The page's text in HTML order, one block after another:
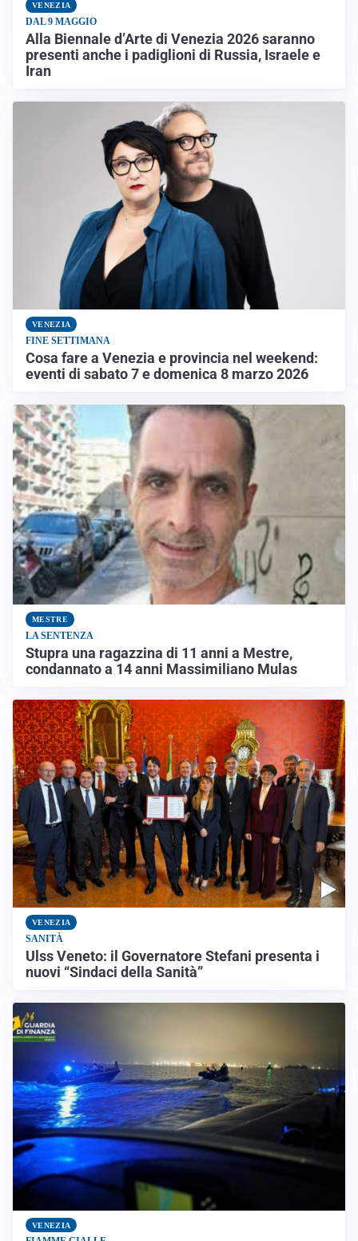
VENEZIA
DAL 9 MAGGIO
Alla Biennale d’Arte di Venezia 2026 saranno
presenti anche i padiglioni di Russia, Israele e
Iran
VENEZIA
FINE SETTIMANA
Cosa fare a Venezia e provincia nel weekend:
eventi di sabato 7 e domenica 8 marzo 2026
MESTRE
LA SENTENZA
Stupra una ragazzina di 11 anni a Mestre,
condannato a 14 anni Massimiliano Mulas
VENEZIA
SANITÀ
Ulss Veneto: il Governatore Stefani presenta i
nuovi “Sindaci della Sanità”
VENEZIA